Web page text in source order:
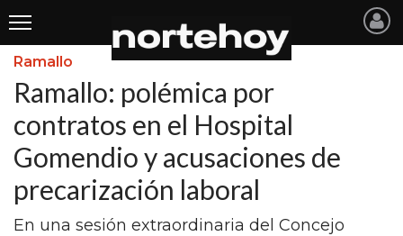
Últimas
Noticias
INICIO
NOTICIAS RECIENTES
SAN NICOLAS
Ramallo
Ramallo: polémica por
contratos en el Hospital
Gomendio y acusaciones de
precarización laboral
En una sesión extraordinaria del Concejo